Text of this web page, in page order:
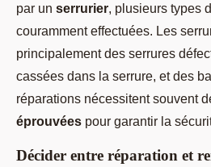
par un serrurier, plusieurs types
couramment effectuées. Les
principalement des serrures
cassées dans la serrure, et des
réparations nécessitent souvent
éprouvées pour garantir la
Décider entre réparation et